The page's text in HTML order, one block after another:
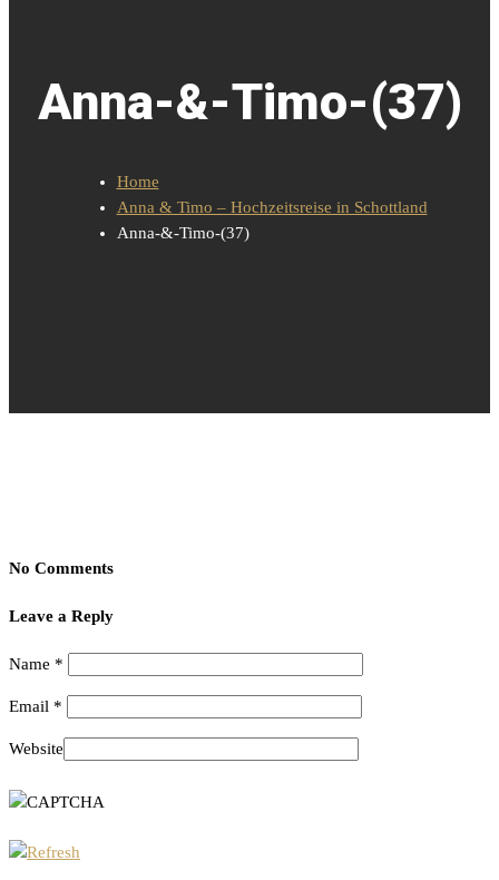
Anna-&-Timo-(37)
Home
Anna & Timo – Hochzeitsreise in Schottland
Anna-&-Timo-(37)
No Comments
Leave a Reply
Name *
Email *
Website